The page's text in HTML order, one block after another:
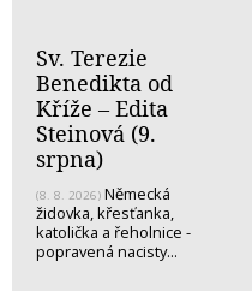
Sv. Terezie
Benedikta od
Kříže – Edita
Steinová (9.
srpna)
(8. 8. 2026) Německá
židovka, křesťanka,
katolička a řeholnice -
popravená nacisty...